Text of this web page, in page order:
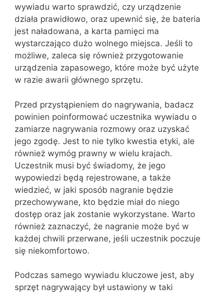
wywiadu warto sprawdzić, czy urządzenie
działa prawidłowo, oraz upewnić się, że bateria
jest naładowana, a karta pamięci ma
wystarczająco dużo wolnego miejsca. Jeśli to
możliwe, zaleca się również przygotowanie
urządzenia zapasowego, które może być użyte
w razie awarii głównego sprzętu.
Przed przystąpieniem do nagrywania, badacz
powinien poinformować uczestnika wywiadu o
zamiarze nagrywania rozmowy oraz uzyskać
jego zgodę. Jest to nie tylko kwestia etyki, ale
również wymóg prawny w wielu krajach.
Uczestnik musi być świadomy, że jego
wypowiedzi będą rejestrowane, a także
wiedzieć, w jaki sposób nagranie będzie
przechowywane, kto będzie miał do niego
dostęp oraz jak zostanie wykorzystane. Warto
również zaznaczyć, że nagranie może być w
każdej chwili przerwane, jeśli uczestnik poczuje
się niekomfortowo.
Podczas samego wywiadu kluczowe jest, aby
sprzęt nagrywający był ustawiony w taki